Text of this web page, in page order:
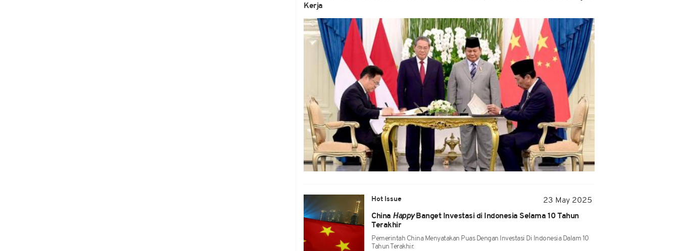
Kerja
Hot Issue
23 May 2025
China HappyBanget Investasi di Indonesia Selama 10 Tahun
Terakhir
Pemerintah China Menyatakan Puas Dengan Investasi Di Indonesia Dalam 10
Tahun Terakhir.